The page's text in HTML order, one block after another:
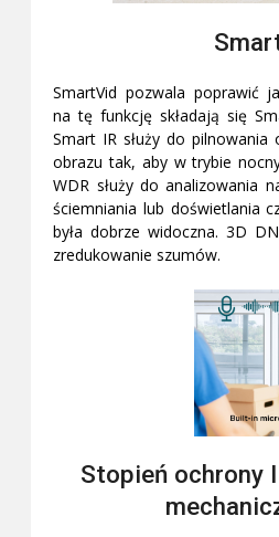
SmartVid pozwala poprawić
na tę funkcję składają się
Smart IR służy do
obrazu tak, aby w trybie
WDR służy do analizowania
ściemniania lub doświetlania
była dobrze widoczna. 3D
zredukowanie szumów.
Stopień ochrony